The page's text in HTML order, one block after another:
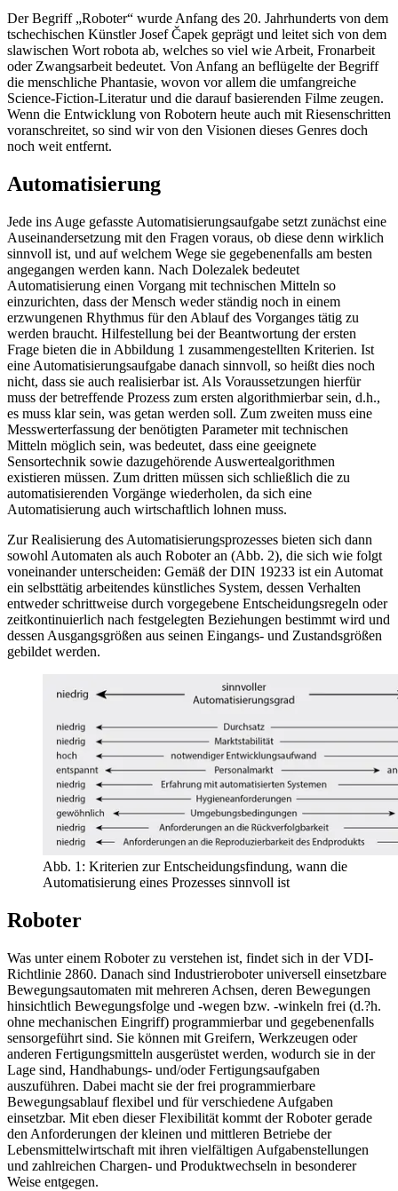
Der Begriff „Roboter“ wurde Anfang des 20. Jahrhunderts von dem
tschechischen Künstler Josef Čapek geprägt und leitet sich von dem
slawischen Wort robota ab, welches so viel wie Arbeit, Fronarbeit
oder Zwangsarbeit bedeutet. Von Anfang an beflügelte der Begriff
die menschliche Phantasie, wovon vor allem die umfangreiche
Science-Fiction-Literatur und die darauf basierenden Filme zeugen.
Wenn die Entwicklung von Robotern heute auch mit Riesenschritten
voranschreitet, so sind wir von den Visionen dieses Genres doch
noch weit entfernt.
Automatisierung
Jede ins Auge gefasste Automatisierungsaufgabe setzt zunächst eine
Auseinandersetzung mit den Fragen voraus, ob diese denn wirklich
sinnvoll ist, und auf welchem Wege sie gegebenenfalls am besten
angegangen werden kann. Nach Dolezalek bedeutet
Automatisierung einen Vorgang mit technischen Mitteln so
einzurichten, dass der Mensch weder ständig noch in einem
erzwungenen Rhythmus für den Ablauf des Vorganges tätig zu
werden braucht. Hilfestellung bei der Beantwortung der ersten
Frage bieten die in Abbildung 1 zusammengestellten Kriterien. Ist
eine Automatisierungsaufgabe danach sinnvoll, so heißt dies noch
nicht, dass sie auch realisierbar ist. Als Voraussetzungen hierfür
muss der betreffende Prozess zum ersten algorithmierbar sein, d.h.,
es muss klar sein, was getan werden soll. Zum zweiten muss eine
Messwerterfassung der benötigten Parameter mit technischen
Mitteln möglich sein, was bedeutet, dass eine geeignete
Sensortechnik sowie dazugehörende Auswertealgorithmen
existieren müssen. Zum dritten müssen sich schließlich die zu
automatisierenden Vorgänge wiederholen, da sich eine
Automatisierung auch wirtschaftlich lohnen muss.
Zur Realisierung des Automatisierungsprozesses bieten sich dann
sowohl Automaten als auch Roboter an (Abb. 2), die sich wie folgt
voneinander unterscheiden: Gemäß der DIN 19233 ist ein Automat
ein selbsttätig arbeitendes künstliches System, dessen Verhalten
entweder schrittweise durch vorgegebene Entscheidungsregeln oder
zeitkontinuierlich nach festgelegten Beziehungen bestimmt wird und
dessen Ausgangsgrößen aus seinen Eingangs- und Zustandsgrößen
gebildet werden.
Abb. 1: Kriterien zur Entscheidungsfindung, wann die
Automatisierung eines Prozesses sinnvoll ist
Roboter
Was unter einem Roboter zu verstehen ist, findet sich in der VDI-
Richtlinie 2860. Danach sind Indus­trieroboter universell einsetzbare
Bewegungsautomaten mit mehreren Achsen, deren Bewegungen
hinsichtlich Bewegungsfolge und -wegen bzw. -winkeln frei (d.?h.
ohne mechanischen Eingriff) programmierbar und gegebenenfalls
sensorgeführt sind. Sie können mit Greifern, Werkzeugen oder
anderen Fertigungsmitteln ausgerüstet werden, wodurch sie in der
Lage sind, Handhabungs- und/oder Fertigungsaufgaben
auszuführen. Dabei macht sie der frei programmierbare
Bewegungsablauf flexibel und für verschiedene Aufgaben
einsetzbar. Mit eben dieser Flexibilität kommt der Roboter gerade
den Anforderungen der kleinen und mittleren Betriebe der
Lebensmittelwirtschaft mit ihren vielfältigen Aufgabenstellungen
und zahlreichen Chargen- und Produktwechseln in besonderer
Weise entgegen.